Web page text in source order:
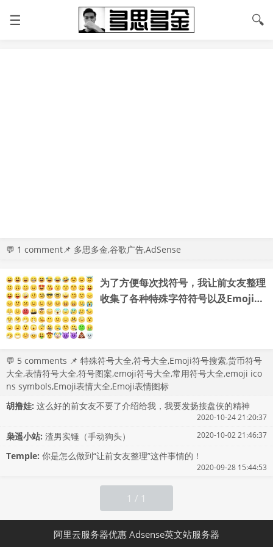
☰ 🔍
💬 1 comment📌 多思多金,谷歌广告,AdSense
为了方便每次找符号，我让前女友整理
收集了各种特殊字符符号以及Emoji图
💬 5 comments 📌 特殊符号大全,符号大全,Emoji符号搜索,货币符号
大全,表情符号大全,符号图案,emoji符号大全,常用符号大全,emoji ico
ns symbols,Emoji表情大全,Emoji表情图标
胡撸娃: 这么好的前女友不要了介绍给我，我要发扬接盘侠的精神
2020-10-24 21:20:37
枭遥小站: 渣男实锤（手动狗头） 2020-10-02 21:46:37
Temple: 你是怎么做到“让前女友整理”这件事情的！
2020-09-28 15:44:53
1 / 1
阿里云服务器优惠 Adsense英文站服务器